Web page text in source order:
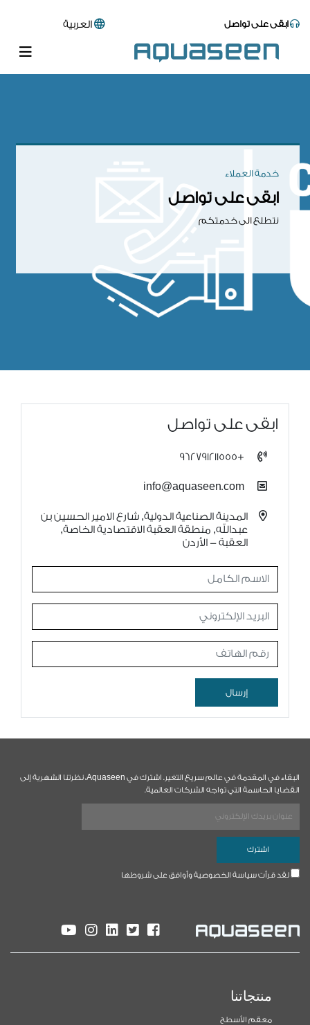
ابقى على تواصل العربية
خدمة العملاء
ابقى على تواصل
نتطلع الى خدمتكم
ابقى على تواصل
+962791211555
المدينة الصناعية الدولية, شارع الامير الحسين بن
عبدالله, منطقة العقبة الاقتصادية الخاصة,
العقبة - الأردن
إرسال
البقاء في المقدمة في عالم سريع التغير. اشترك في Aquaseen، نظرتنا الشهرية إلى
القضايا الحاسمة التي تواجه الشركات العالمية.
لقد قرأت سياسة الخصوصية وأوافق على شروطها
منتجاتنا
معقم الأسطح